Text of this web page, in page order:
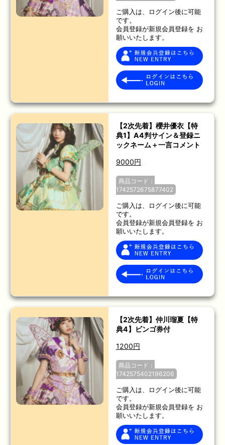
ご購入は、ログイン後に可能
です。
会員登録が新規会員登録を お
願いいたします。
【2次先着】櫻井優衣【特
典1】A4判サイン＆登録ニ
ックネーム＋一言コメント
9000円
商品コード：
1742572675877402
ご購入は、ログイン後に可能
です。
会員登録が新規会員登録を お
願いいたします。
【2次先着】仲川瑠夏【特
典4】ビンゴ券付
1200円
商品コード：
1742575402196206
ご購入は、ログイン後に可能
です。
会員登録が新規会員登録を お
願いいたします。